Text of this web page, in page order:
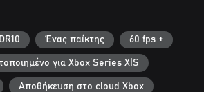
Ένας παίκτης 60 fps +
για Xbox Series X|S
Αποθήκευση στο cloud Xbox